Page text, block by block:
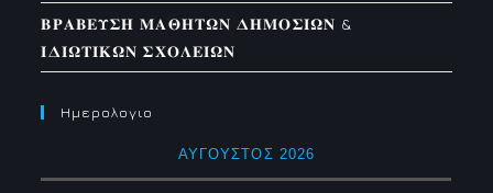
𝚩𝚸𝚨𝚩𝚬𝚼𝚺𝚮 𝚳𝚨𝚯𝚮𝚻𝛀𝚴 𝚫𝚮𝚳𝚶𝚺𝚰𝛀𝚴 &
𝚰𝚫𝚰𝛀𝚻𝚰𝚱𝛀𝚴 𝚺𝚾𝚶𝚲𝚬𝚰𝛀𝚴
Ημερολογιο
ΑΎΓΟΥΣΤΟΣ 2026